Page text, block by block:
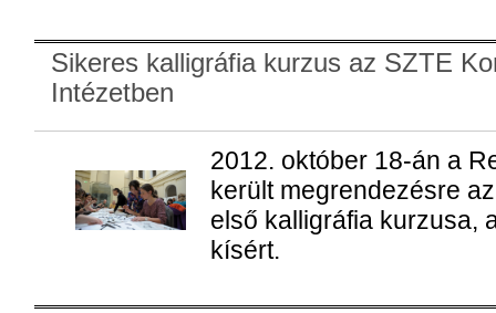
Sikeres kalligráfia kurzus az SZTE
Intézetben
2012. október 18-án a
került megrendezésre
első kalligráfia kurzusa,
kísért.